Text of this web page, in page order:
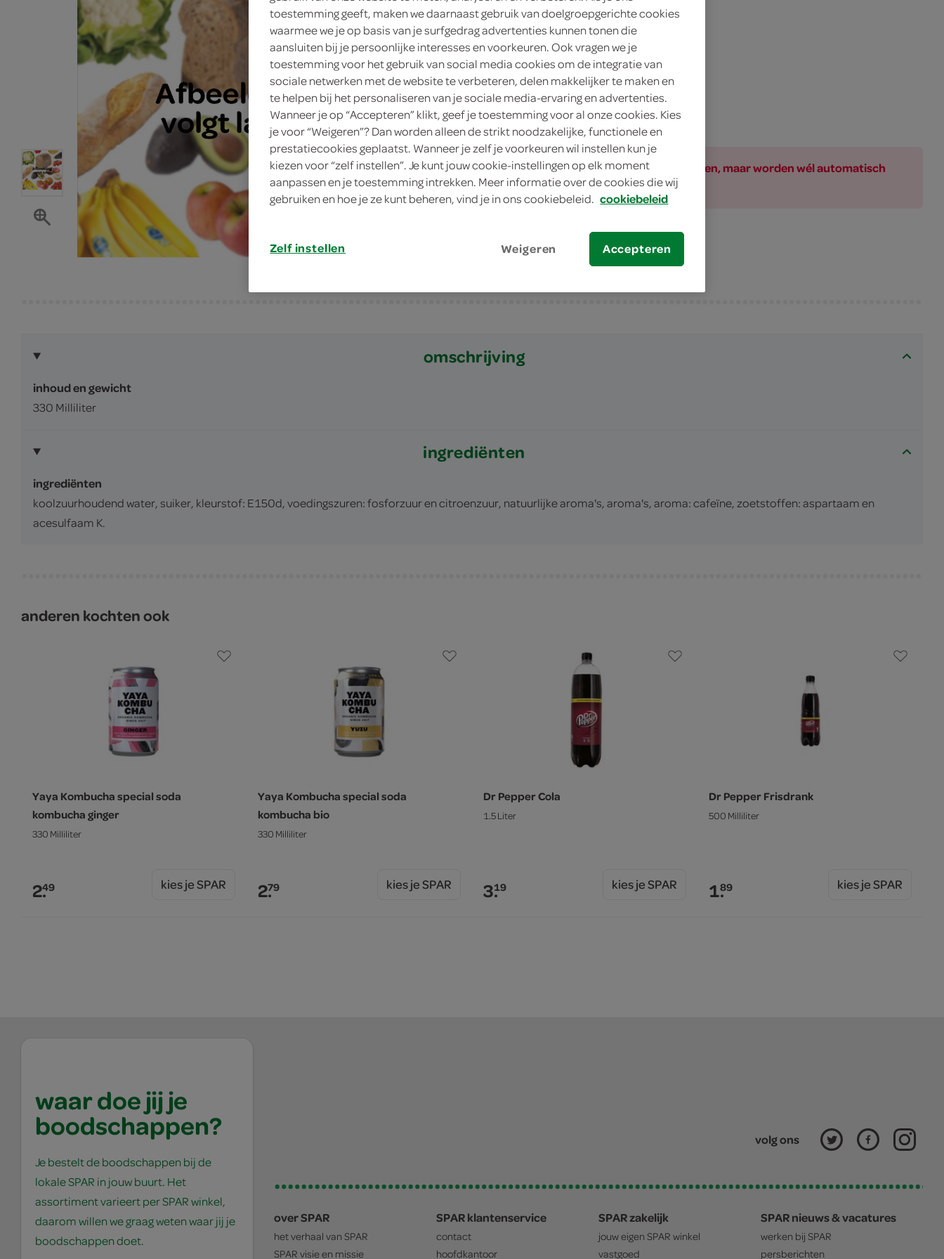
1.
05
330 Milliliter
in winkelmand
Let op: aanbiedingen zijn niet zichtbaar bij de producten, maar worden wél automatisch
verwerkt in de winkelmand.
omschrijving
inhoud en gewicht
330 Milliliter
ingrediënten
ingrediënten
koolzuurhoudend water, suiker, kleurstof: E150d, voedingszuren: fosforzuur en citroenzuur, natuurlijke aroma's, aroma's, aroma: cafeïne, zoetstoffen: aspartaam en
acesulfaam K.
anderen kochten ook
Yaya Kombucha special soda
kombucha ginger
330 Milliliter
2.49 kies je SPAR
Yaya Kombucha special soda
kombucha bio
330 Milliliter
2.79 kies je SPAR
Dr Pepper Cola
1.5 Liter
3.19 kies je SPAR
Dr Pepper Frisdrank
500 Milliliter
1.89 kies je SPAR
waar doe jij je
boodschappen?
Je bestelt de boodschappen bij de
lokale SPAR in jouw buurt. Het
assortiment varieert per SPAR winkel,
daarom willen we graag weten waar jij je
boodschappen doet.
volg ons
over SPAR
het verhaal van SPAR
SPAR visie en missie
SPAR klantenservice
contact
hoofdkantoor
SPAR zakelijk
jouw eigen SPAR winkel
vastgoed
SPAR nieuws & vacatures
werken bij SPAR
persberichten
toestemming geeft, maken we daarnaast gebruik van doelgroepgerichte cookies
waarmee we je op basis van je surfgedrag advertenties kunnen tonen die
aansluiten bij je persoonlijke interesses en voorkeuren. Ook vragen we je
toestemming voor het gebruik van social media cookies om de integratie van
sociale netwerken met de website te verbeteren, delen makkelijker te maken en
te helpen bij het personaliseren van je sociale media-ervaring en advertenties.
Wanneer je op “Accepteren” klikt, geef je toestemming voor al onze cookies. Kies
je voor “Weigeren”? Dan worden alleen de strikt noodzakelijke, functionele en
prestatiecookies geplaatst. Wanneer je zelf je voorkeuren wil instellen kun je
kiezen voor “zelf instellen”. Je kunt jouw cookie-instellingen op elk moment
aanpassen en je toestemming intrekken. Meer informatie over de cookies die wij
gebruiken en hoe je ze kunt beheren, vind je in ons cookiebeleid. cookiebeleid
Zelf instellen Weigeren Accepteren